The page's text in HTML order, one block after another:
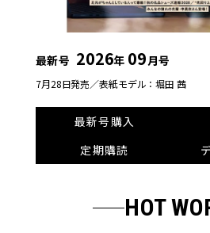
最新号 2026年 09月号
7月28日発売／表紙モデル：堀田 茜
最新号購入
定期購読
HOT